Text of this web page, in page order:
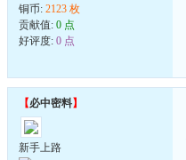
铜币: 2123 枚
贡献值: 0 点
好评度: 0 点
【必中密料】
新手上路